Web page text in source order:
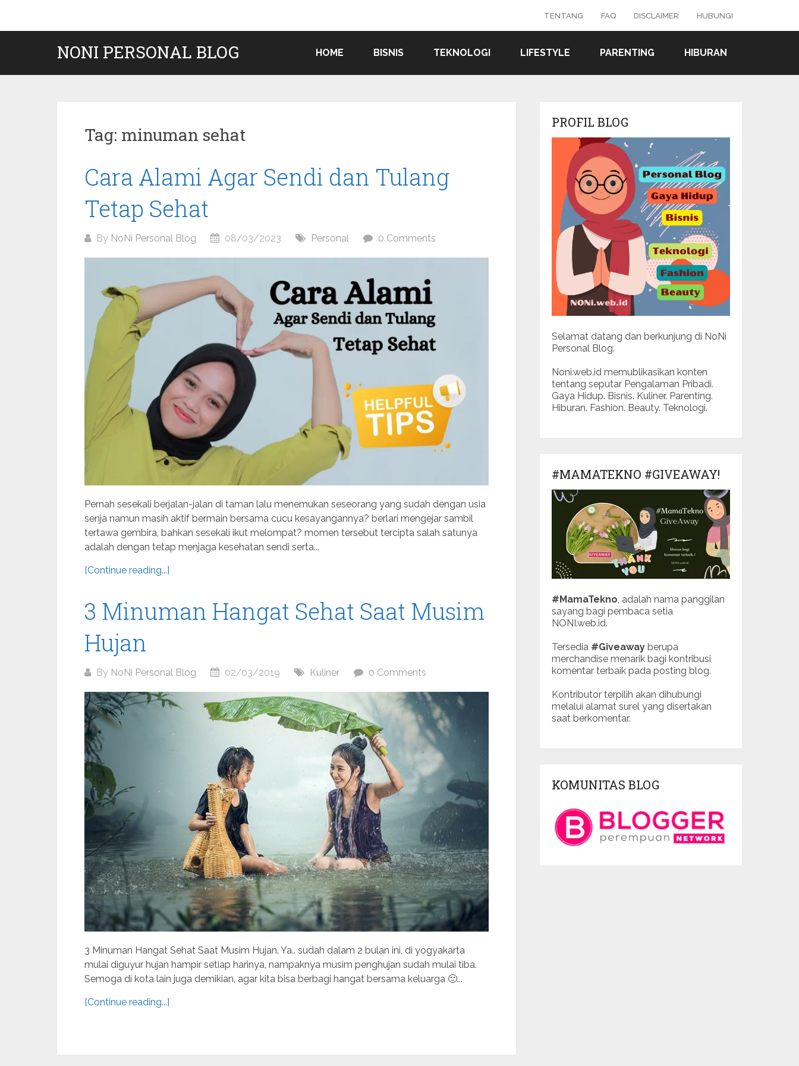
content
TENTANG FAQ DISCLAIMER HUBUNGI
NONI PERSONAL BLOG HOME BISNIS TEKNOLOGI LIFESTYLE PARENTING HIBURAN
Tag: minuman sehat
Cara Alami Agar Sendi dan Tulang
Tetap Sehat
By NoNi Personal Blog 08/03/2023 Personal 0 Comments
Pernah sesekali berjalan-jalan di taman lalu menemukan seseorang yang sudah dengan usia
senja namun masih aktif bermain bersama cucu kesayangannya? berlari mengejar sambil
tertawa gembira, bahkan sesekali ikut melompat? momen tersebut tercipta salah satunya
adalah dengan tetap menjaga kesehatan sendi serta...
[Continue reading...]
3 Minuman Hangat Sehat Saat Musim
Hujan
By NoNi Personal Blog 02/03/2019 Kuliner 0 Comments
3 Minuman Hangat Sehat Saat Musim Hujan. Ya.. sudah dalam 2 bulan ini, di yogyakarta
mulai diguyur hujan hampir setiap harinya, nampaknya musim penghujan sudah mulai tiba.
Semoga di kota lain juga demikian, agar kita bisa berbagi hangat bersama keluarga 🙂...
[Continue reading...]
PROFIL BLOG
Selamat datang dan berkunjung di NoNi
Personal Blog.
Noni.web.id memublikasikan konten
tentang seputar Pengalaman Pribadi.
Gaya Hidup. Bisnis. Kuliner. Parenting.
Hiburan. Fashion. Beauty. Teknologi.
#MAMATEKNO #GIVEAWAY!
#MamaTekno , adalah nama panggilan
sayang bagi pembaca setia
NONI.web.id.
Tersedia #Giveaway berupa
merchandise menarik bagi kontribusi
komentar terbaik pada posting blog.
Kontributor terpilih akan dihubungi
melalui alamat surel yang disertakan
saat berkomentar.
KOMUNITAS BLOG